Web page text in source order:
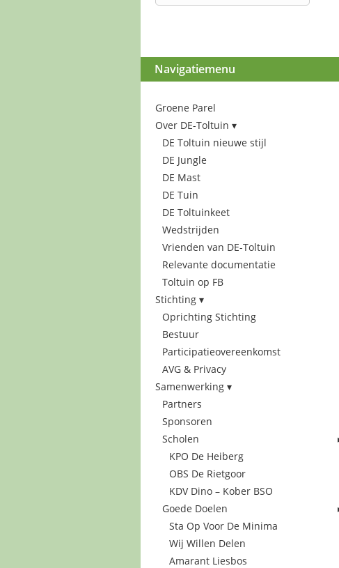
Navigatiemenu
Groene Parel
Over DE-Toltuin
DE Toltuin nieuwe stijl
DE Jungle
DE Mast
DE Tuin
DE Toltuinkeet
Wedstrijden
Vrienden van DE-Toltuin
Relevante documentatie
Toltuin op FB
Stichting
Oprichting Stichting
Bestuur
Participatieovereenkomst
AVG & Privacy
Samenwerking
Partners
Sponsoren
Scholen
KPO De Heiberg
OBS De Rietgoor
KDV Dino – Kober BSO
Goede Doelen
Sta Op Voor De Minima
Wij Willen Delen
Amarant Liesbos